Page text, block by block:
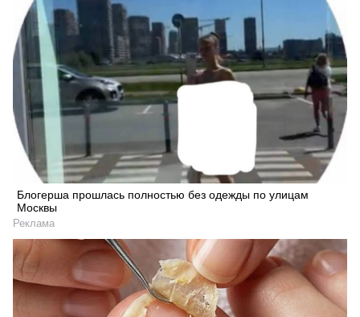
Блогерша прошлась полностью без одежды по улицам
Москвы
Реклама